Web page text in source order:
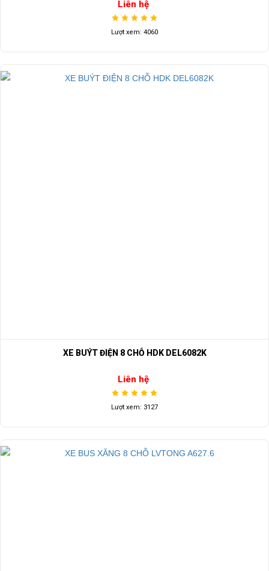
Liên hệ
Lượt xem: 4060
XE BUÝT ĐIỆN 8 CHỖ HDK DEL6082K
Liên hệ
Lượt xem: 3127